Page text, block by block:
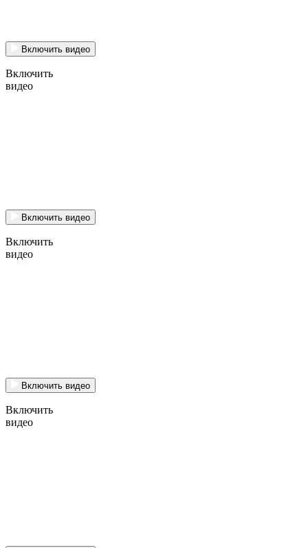
Включить видео
Включить
видео
Включить видео
Включить
видео
Включить видео
Включить
видео